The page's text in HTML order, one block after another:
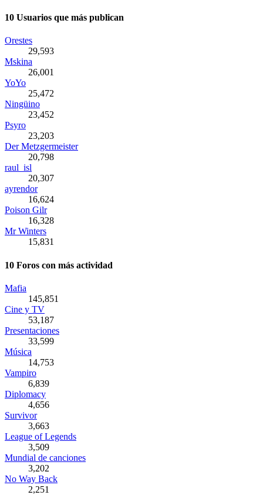
10 Usuarios que más publican
Orestes
29,593
Mskina
26,001
YoYo
25,472
Ningüino
23,452
Psyro
23,203
Der Metzgermeister
20,798
raul_isl
20,307
ayrendor
16,624
Poison Gilr
16,328
Mr Winters
15,831
10 Foros con más actividad
Mafia
145,851
Cine y TV
53,187
Presentaciones
33,599
Música
14,753
Vampiro
6,839
Diplomacy
4,656
Survivor
3,663
League of Legends
3,509
Mundial de canciones
3,202
No Way Back
2,251